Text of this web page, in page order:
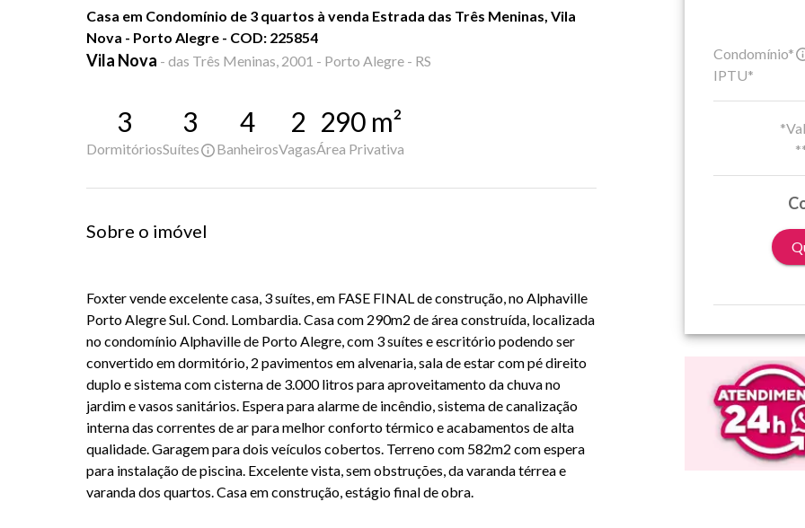
Casa em Condomínio de 3 quartos à venda Estrada das Três Meninas, Vila
Nova - Porto Alegre - COD: 225854
Vila Nova - das Três Meninas, 2001 - Porto Alegre - RS
3
Dormitórios
3
Suítes
4
Banheiros
2
Vagas
290 m²
Área Privativa
Sobre o imóvel
Foxter vende excelente casa, 3 suítes, em FASE FINAL de construção, no Alphaville
Porto Alegre Sul. Cond. Lombardia. Casa com 290m2 de área construída, localizada
no condomínio Alphaville de Porto Alegre, com 3 suítes e escritório podendo ser
convertido em dormitório, 2 pavimentos em alvenaria, sala de estar com pé direito
duplo e sistema com cisterna de 3.000 litros para aproveitamento da chuva no
jardim e vasos sanitários. Espera para alarme de incêndio, sistema de canalização
interna das correntes de ar para melhor conforto térmico e acabamentos de alta
qualidade. Garagem para dois veículos cobertos. Terreno com 582m2 com espera
para instalação de piscina. Excelente vista, sem obstruções, da varanda térrea e
varanda dos quartos. Casa em construção, estágio final de obra.
Condomínio*
IPTU*